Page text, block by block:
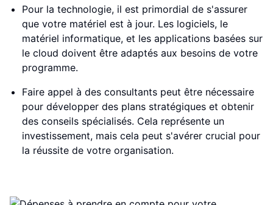
Pour la technologie, il est primordial de s'assurer
que votre matériel est à jour. Les logiciels, le
matériel informatique, et les applications basées sur
le cloud doivent être adaptés aux besoins de votre
programme.
Faire appel à des consultants peut être nécessaire
pour développer des plans stratégiques et obtenir
des conseils spécialisés. Cela représente un
investissement, mais cela peut s'avérer crucial pour
la réussite de votre organisation.